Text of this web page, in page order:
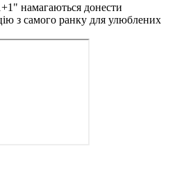
намагаються донести
з самого ранку для улюблених